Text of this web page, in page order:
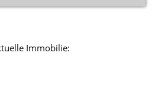
Immobilie: